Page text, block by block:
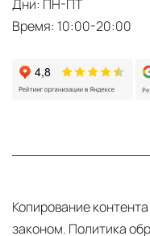
Дни: ПН-ПТ
Время: 10:00-20:00
Копирование
законом. Политика